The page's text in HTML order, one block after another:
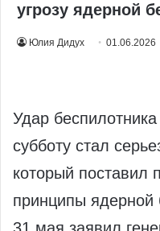
угрозу ядерной
Юлия Дидух 01.06.2026
Удар
субботу стал
который поставил
принципы ядерной